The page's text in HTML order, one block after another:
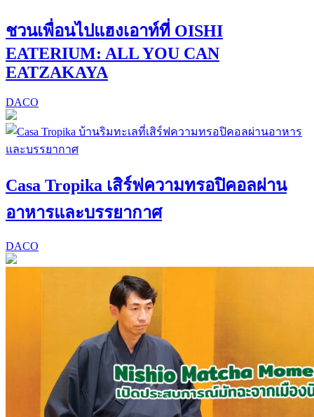
ชวนเพื่อนไปแฮงเอาท์ที่ OISHI
EATERIUM: ALL YOU CAN
EATZAKAYA
DACO
Casa Tropika เสิร์ฟความทรอปิคอลผ่าน
อาหารและบรรยากาศ
DACO